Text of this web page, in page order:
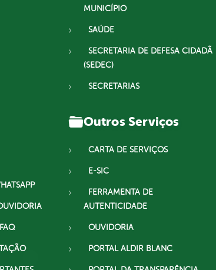
MUNICÍPIO
SAÚDE
SECRETARIA DE DEFESA CIDADÃ
(SEDEC)
SECRETARIAS
Outros Serviços
CARTA DE SERVIÇOS
E-SIC
FERRAMENTA DE
AUTENTICIDADE
OUVIDORIA
PORTAL ALDIR BLANC